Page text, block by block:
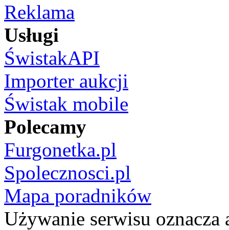
Reklama
Usługi
ŚwistakAPI
Importer aukcji
Świstak mobile
Polecamy
Furgonetka.pl
Spolecznosci.pl
Mapa poradników
Używanie serwisu oznacza